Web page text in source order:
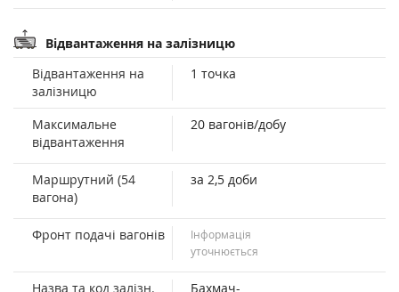
Відвантаження на залізницю
Відвантаження на
залізницю
1 точка
Максимальне
відвантаження
20 вагонів/добу
Маршрутний (54
вагона)
за 2,5 доби
Фронт подачі вагонів
Інформація
уточнюється
Назва та код залізн. Бахмач-